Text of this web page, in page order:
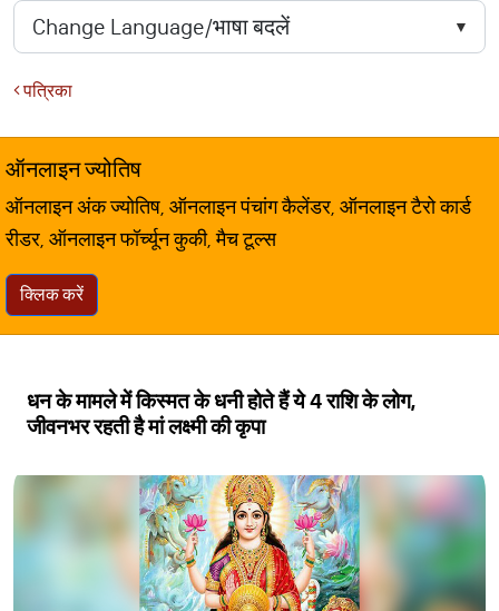
पत्रिका
ऑनलाइन ज्योतिष
ऑनलाइन अंक ज्योतिष, ऑनलाइन पंचांग कैलेंडर, ऑनलाइन टैरो कार्ड
रीडर, ऑनलाइन फॉर्च्यून कुकी, मैच टूल्स
क्लिक करें
धन के मामले में किस्मत के धनी होते हैं ये 4 राशि के लोग,
जीवनभर रहती है मां लक्ष्मी की कृपा